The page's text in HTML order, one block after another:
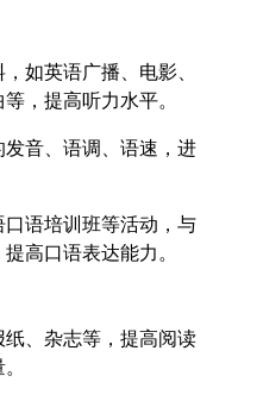
如英语广播、电影、
，提高听力水平。
音、语调、语速，进
语培训班等活动，与
高口语表达能力。
、杂志等，提高阅读